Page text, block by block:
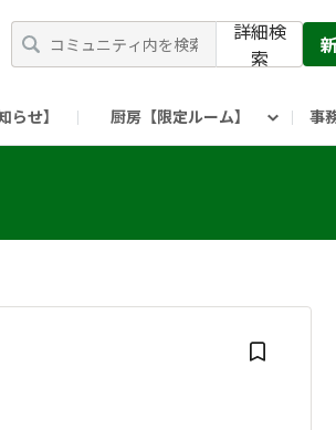
詳細検
索
らせ】 厨房【限定ルーム】 事
（リンク）ピックルスホールディングス